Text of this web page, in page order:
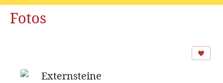
Fotos
Externsteine